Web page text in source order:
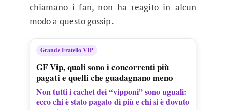
chiamano i fan, non ha reagito in alcun
modo a questo gossip.
Grande Fratello VIP
GF Vip, quali sono i concorrenti più
pagati e quelli che guadagnano meno
Non tutti i cachet dei “vipponi” sono uguali:
ecco chi è stato pagato di più e chi si è dovuto